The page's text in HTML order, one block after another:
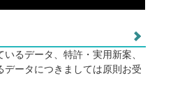
るため、返品・交換の対象外と
。
ご注文くださいますようお願い
るデータ、特許・実用新案、
データにつきましては原則お受